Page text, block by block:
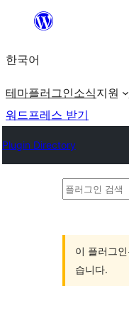
츠
로
로
가
한국어
테마플러그인소식지원
워드프레스 받기
Plugin Directory
플
이 플러그
습니다.